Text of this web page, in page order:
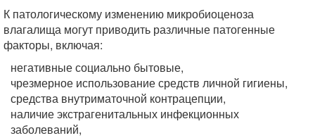
К патологическому изменению микробиоценоза
влагалища могут приводить различные патогенные
факторы, включая:
негативные социально бытовые,
чрезмерное использование средств личной гигиены,
средства внутриматочной контрацепции,
наличие экстрагенитальных инфекционных
заболеваний,